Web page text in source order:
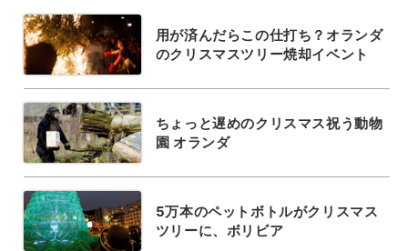
用が済んだらこの仕打ち？オランダ
のクリスマスツリー焼却イベント
ちょっと遅めのクリスマス祝う動物
園 オランダ
5万本のペットボトルがクリスマス
ツリーに、ボリビア